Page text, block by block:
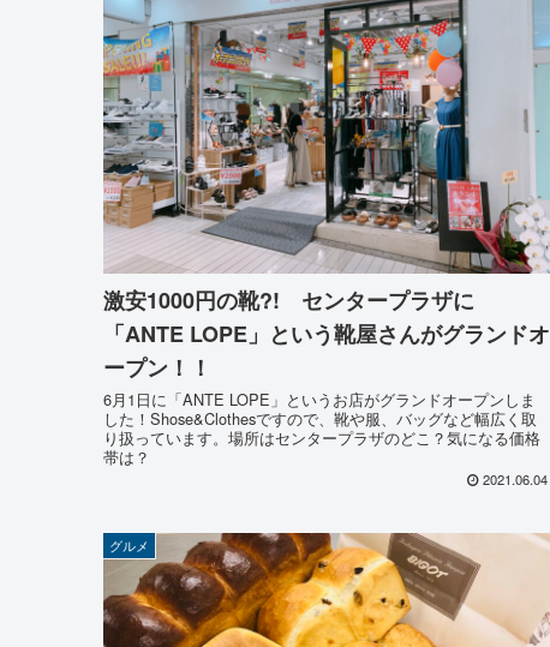
激安1000円の靴?! センタープラザに
「ANTE LOPE」という靴屋さんがグランドオ
ープン！！
6月1日に「ANTE LOPE」というお店がグランドオープンしま
した！Shose&Clothesですので、靴や服、バッグなど幅広く取
り扱っています。場所はセンタープラザのどこ？気になる価格
帯は？
2021.06.04
グルメ